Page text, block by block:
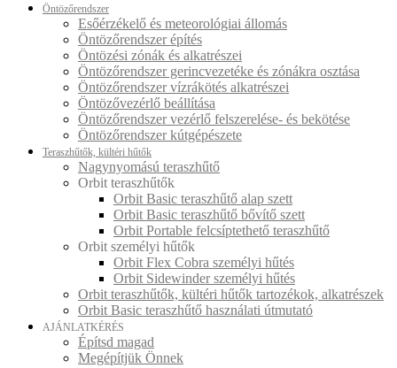
Öntözőrendszer
Esőérzékelő és meteorológiai állomás
Öntözőrendszer építés
Öntözési zónák és alkatrészei
Öntözőrendszer gerincvezetéke és zónákra osztása
Öntözőrendszer vízrákötés alkatrészei
Öntözővezérlő beállítása
Öntözőrendszer vezérlő felszerelése- és bekötése
Öntözőrendszer kútgépészete
Teraszhűtők, kültéri hűtők
Nagynyomású teraszhűtő
Orbit teraszhűtők
Orbit Basic teraszhűtő alap szett
Orbit Basic teraszhűtő bővítő szett
Orbit Portable felcsíptethető teraszhűtő
Orbit személyi hűtők
Orbit Flex Cobra személyi hűtés
Orbit Sidewinder személyi hűtés
Orbit teraszhűtők, kültéri hűtők tartozékok, alkatrészek
Orbit Basic teraszhűtő használati útmutató
AJÁNLATKÉRÉS
Építsd magad
Megépítjük Önnek